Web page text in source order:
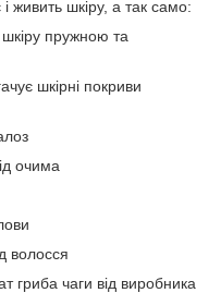
живить шкіру, а так само:
пружною та
шкірні покриви
очима
волосся
гриба чаги від виробника